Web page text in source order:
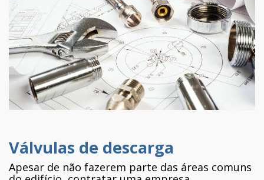
Válvulas de descarga
Apesar de não fazerem parte das áreas comuns